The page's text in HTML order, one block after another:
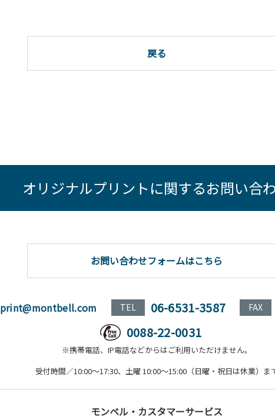
戻る
オリジナルプリントに関するお問い合
お問い合わせフォームはこちら
print@montbell.com TEL 06-6531-3587 FAX
0088-22-0031
※携帯電話、IP電話などからはご利用いただけません。
受付時間／10:00～17:30、土曜 10:00～15:00（日曜・祝日は休業）ま
モンベル・カスタマーサービス